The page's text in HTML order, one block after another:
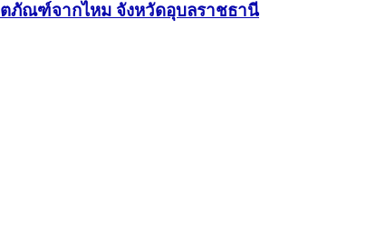
ตภัณฑ์จากไหม จังหวัดอุบลราชธานี